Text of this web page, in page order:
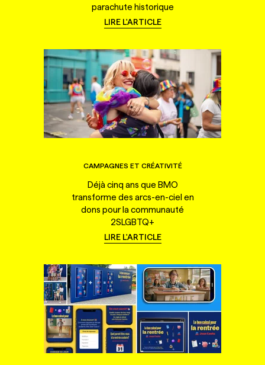
parachute historique
LIRE L'ARTICLE
CAMPAGNES ET CRÉATIVITÉ
Déjà cinq ans que BMO
transforme des arcs-en-ciel en
dons pour la communauté
2SLGBTQ+
LIRE L'ARTICLE